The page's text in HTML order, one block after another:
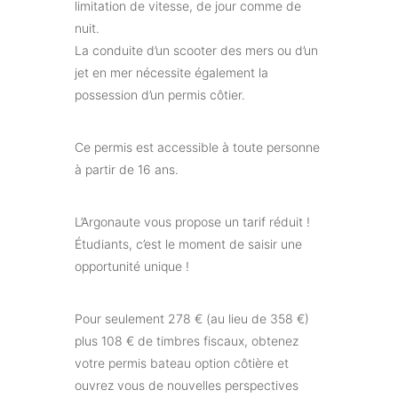
limitation de vitesse, de jour comme de
nuit.
La conduite d’un scooter des mers ou d’un
jet en mer nécessite également la
possession d’un permis côtier.
Ce permis est accessible à toute personne
à partir de 16 ans.
L’Argonaute vous propose un tarif réduit !
Étudiants, c’est le moment de saisir une
opportunité unique !
Pour seulement 278 € (au lieu de 358 €)
plus 108 € de timbres fiscaux, obtenez
votre permis bateau option côtière et
ouvrez vous de nouvelles perspectives